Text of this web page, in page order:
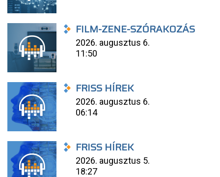
FILM-ZENE-SZÓRAKOZÁS
2026. augusztus 6.
11:50
FRISS HÍREK
2026. augusztus 6.
06:14
FRISS HÍREK
2026. augusztus 5.
18:27